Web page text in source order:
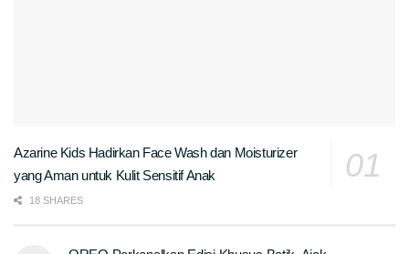
Azarine Kids Hadirkan Face Wash dan Moisturizer
yang Aman untuk Kulit Sensitif Anak
18 SHARES